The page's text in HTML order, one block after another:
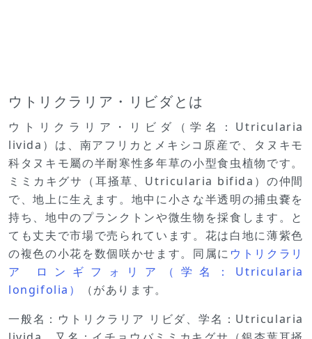
ウトリクラリア・リビダとは
ウトリクラリア・リビダ（学名：Utricularia
livida）は、南アフリカとメキシコ原産で、タヌキモ
科タヌキモ屬の半耐寒性多年草の小型食虫植物です。
ミミカキグサ（耳掻草、Utricularia bifida）の仲間
で、地上に生えます。地中に小さな半透明の捕虫嚢を
持ち、地中のプランクトンや微生物を採食します。と
ても丈夫で市場で売られています。花は白地に薄紫色
の複色の小花を数個咲かせます。同属に ウトリクラリ
ア ロンギフォリア（学名：Utricularia
longifolia）
（があります。
一般名：ウトリクラリア リビダ、学名：Utricularia